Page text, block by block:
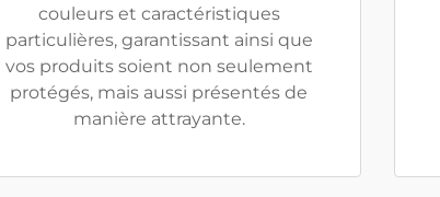
couleurs et caractéristiques
particulières, garantissant ainsi que
vos produits soient non seulement
protégés, mais aussi présentés de
manière attrayante.